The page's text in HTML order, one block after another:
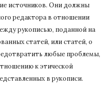
источников. Они должны
редактора в отношении
рукописью, поданной на
статей, или статей, о
любые проблемы,
к этической
в рукописи.